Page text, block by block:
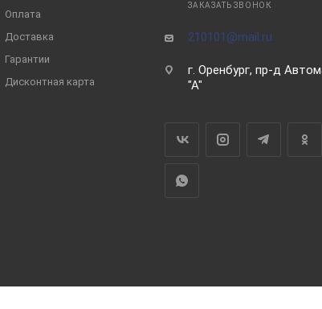
Оплата
Доставка
Гарантии
Дисконтная карта
ЗАКАЗАТЬ ЗВОНОК
210101@mail.ru
г. Оренбург, пр-д
"А"